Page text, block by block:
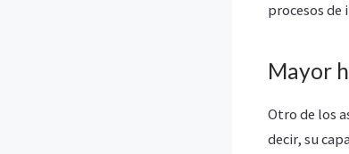
procesos de
Mayor
Otro de los
decir, su